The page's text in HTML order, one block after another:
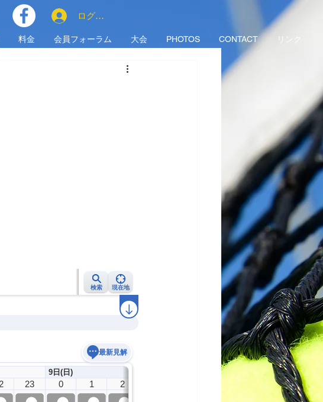
料金 会員フォーラム 大会 PHOTOS CONTACT リンク
ログイン